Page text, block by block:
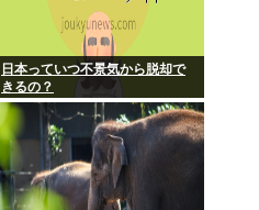
日本っていつ不景気から脱却で
きるの？